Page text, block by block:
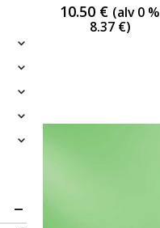
10.50 € (alv 0 %
8.37 €)